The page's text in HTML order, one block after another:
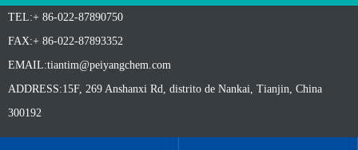
TEL:+ 86-022-87890750
FAX:+ 86-022-87893352
EMAIL:tiantim@peiyangchem.com
ADDRESS:15F, 269 Anshanxi Rd, distrito de Nankai, Tianjin, China
300192